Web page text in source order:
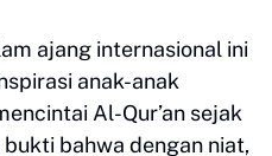
ajang internasional ini
anak-anak
Al-Qur’an sejak
bahwa dengan niat,